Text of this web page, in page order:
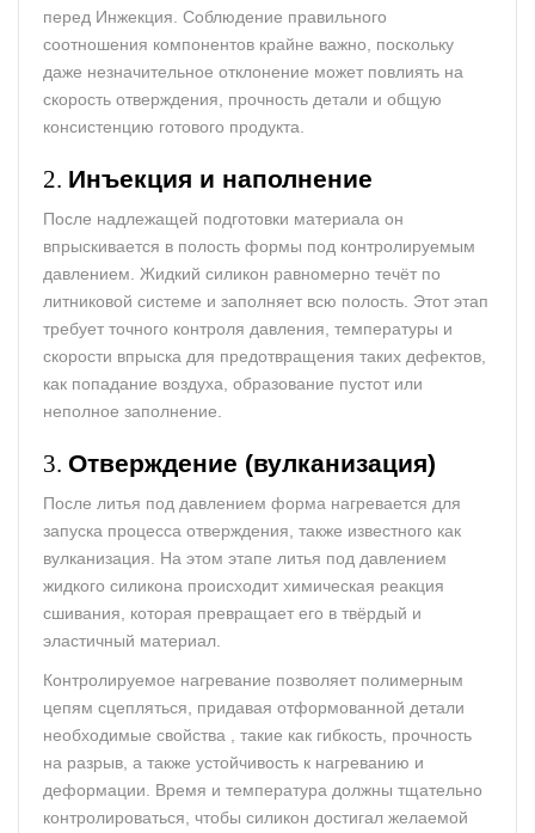
перед Инжекция. Соблюдение правильного
соотношения компонентов крайне важно, поскольку
даже незначительное отклонение может повлиять на
скорость отверждения, прочность детали и общую
консистенцию готового продукта.
2. Инъекция и наполнение
После надлежащей подготовки материала он
впрыскивается в полость формы под контролируемым
давлением. Жидкий силикон равномерно течёт по
литниковой системе и заполняет всю полость. Этот этап
требует точного контроля давления, температуры и
скорости впрыска для предотвращения таких дефектов,
как попадание воздуха, образование пустот или
неполное заполнение.
3. Отверждение (вулканизация)
После литья под давлением форма нагревается для
запуска процесса отверждения, также известного как
вулканизация. На этом этапе литья под давлением
жидкого силикона происходит химическая реакция
сшивания, которая превращает его в твёрдый и
эластичный материал.
Контролируемое нагревание позволяет полимерным
цепям сцепляться, придавая отформованной детали
необходимые свойства , такие как гибкость, прочность
на разрыв, а также устойчивость к нагреванию и
деформации. Время и температура должны тщательно
контролироваться, чтобы силикон достигал желаемой